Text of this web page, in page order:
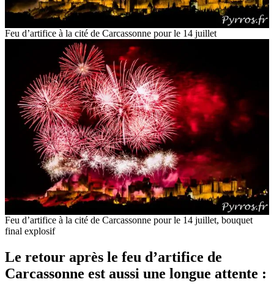
Feu d’artifice à la cité de Carcassonne pour le 14 juillet
Feu d’artifice à la cité de Carcassonne pour le 14 juillet, bouquet
final explosif
Le retour après le feu d’artifice de
Carcassonne est aussi une longue attente :